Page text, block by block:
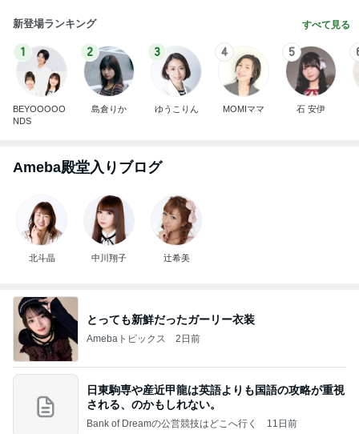
新登場ランキング すべて見る
1
BEYOOOOO
NDS
2
島倉りか
3
ゆうこりん
4
MOMIママ
5
石 安伊
Ameba殿堂入りブログ
北斗晶 中川翔子 辻希美
とっても新鮮だったガーリー衣装
Amebaトピックス 2日前
日東駒専や産近甲龍は英語よりも国語の攻略が重視
される、のかもしれない。
Bank of Dreamの公営競技はどこへ行く 11日前